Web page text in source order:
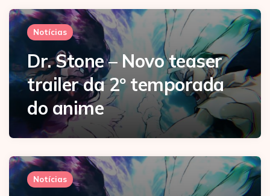
Notícias
Dr. Stone – Novo teaser
trailer da 2º temporada
do anime
Notícias